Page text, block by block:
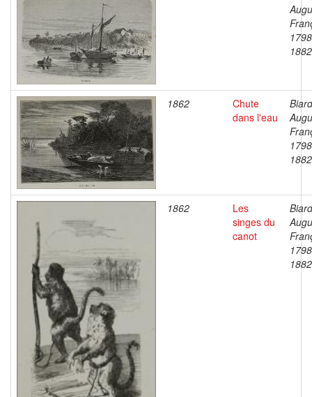
1882
1862
Chute
dans l'eau
1882
1862
Les
singes du
canot
1882